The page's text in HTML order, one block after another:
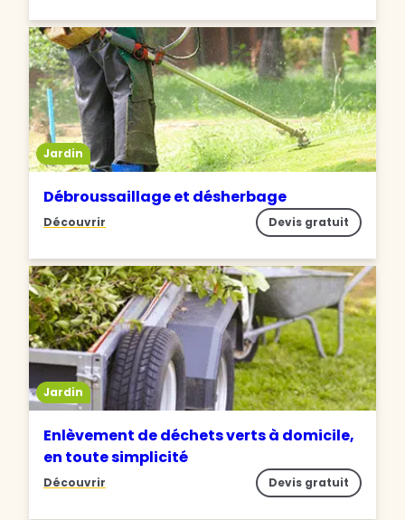
Jardin
Débroussaillage et désherbage
Découvrir Devis gratuit
Jardin
Enlèvement de déchets verts à domicile,
en toute simplicité
Découvrir Devis gratuit